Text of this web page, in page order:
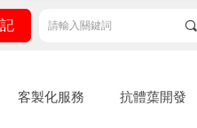
끠
客製化服務 抗體蕖開發